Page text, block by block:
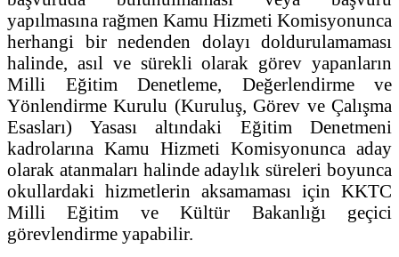
yapılmasına rağmen Kamu Hizmeti Komisyonunca
herhangi bir nedenden dolayı doldurulamaması
halinde, asıl ve sürekli olarak görev yapanların
Milli Eğitim Denetleme, Değerlendirme ve
Yönlendirme Kurulu (Kuruluş, Görev ve Çalışma
Esasları) Yasası altındaki Eğitim Denetmeni
kadrolarına Kamu Hizmeti Komisyonunca aday
olarak atanmaları halinde adaylık süreleri boyunca
okullardaki hizmetlerin aksamaması için KKTC
Milli Eğitim ve Kültür Bakanlığı geçici
görevlendirme yapabilir.